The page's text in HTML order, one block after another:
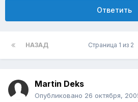
Ответить
НАЗАД Страница 1 из 2
Martin Deks
Опубликовано 26 октября,